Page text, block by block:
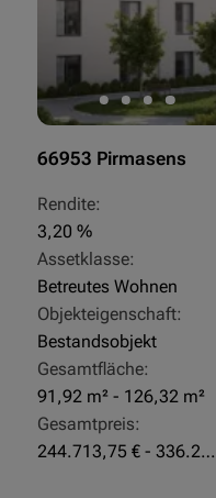
66953 Pirmasens
Rendite:
3,20 %
Assetklasse:
Betreutes Wohnen
Objekteigenschaft:
Bestandsobjekt
Gesamtfläche:
91,92 m² - 126,32 m²
Gesamtpreis:
244.713,75 € - 336.292 €